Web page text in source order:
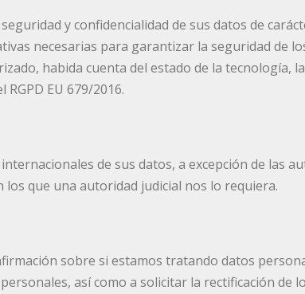
y confidencialidad de sus datos de
necesarias para garantizar la seguridad de
habida cuenta del estado de la tecnología,
EU 679/2016.
de sus datos, a excepción de las
los que una autoridad judicial nos lo requiera.
sobre si estamos tratando datos
así como a solicitar la rectificación de